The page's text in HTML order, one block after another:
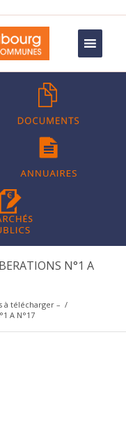
N°1 A
à télécharger – /
A N°17